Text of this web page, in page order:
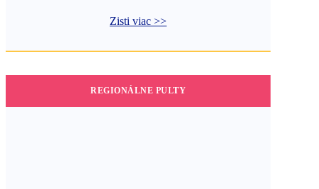
Zisti viac >>
REGIONÁLNE PULTY